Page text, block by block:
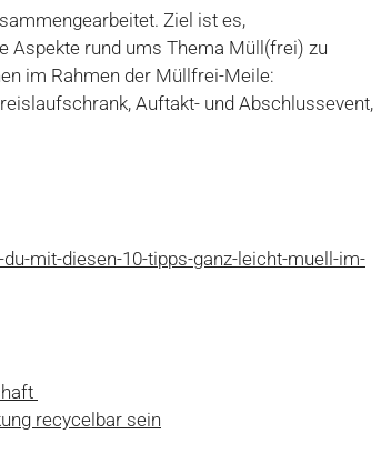
Ziel ist es,
Aspekte rund ums Thema Müll(frei) zu
im Rahmen der Müllfrei-Meile:
Auftakt- und Abschlussevent,
mit-diesen-10-tipps-ganz-leicht-muell-im-
recycelbar sein